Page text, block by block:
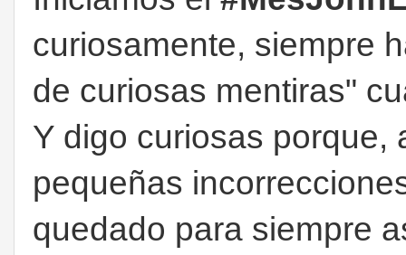
curiosamente, siempre
de curiosas mentiras"
Y digo curiosas porque,
pequeñas
quedado para siempre